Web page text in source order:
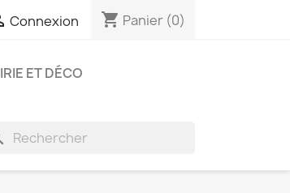
Connexion shopping_cart Panier (0)
ET DÉCO